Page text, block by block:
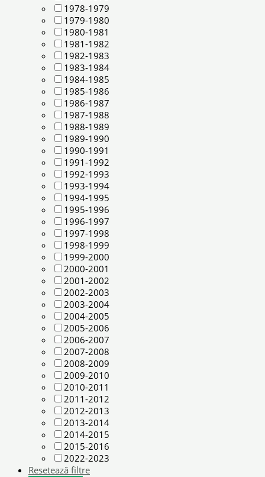
1978-1979
1979-1980
1980-1981
1981-1982
1982-1983
1983-1984
1984-1985
1985-1986
1986-1987
1987-1988
1988-1989
1989-1990
1990-1991
1991-1992
1992-1993
1993-1994
1994-1995
1995-1996
1996-1997
1997-1998
1998-1999
1999-2000
2000-2001
2001-2002
2002-2003
2003-2004
2004-2005
2005-2006
2006-2007
2007-2008
2008-2009
2009-2010
2010-2011
2011-2012
2012-2013
2013-2014
2014-2015
2015-2016
2022-2023
Resetează filtre